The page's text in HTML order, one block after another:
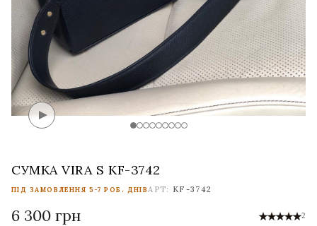
СУМКА VIRA S KF-3742
ПІД ЗАМОВЛЕННЯ 5-7 РОБ. ДНІВ АРТ: KF-3742
6 300 грн 2